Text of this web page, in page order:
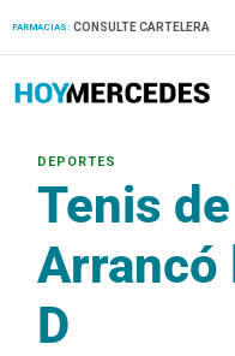
FARMACIAS: CONSULTE CARTELERA
Tenis
Arrancó
D